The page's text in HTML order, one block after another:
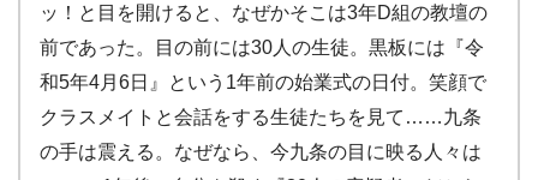
ッ！と目を開けると、なぜかそこは3年D組の教壇の
前であった。目の前には30人の生徒。黒板には『令
和5年4月6日』という1年前の始業式の日付。笑顔で
クラスメイトと会話をする生徒たちを見て……九条
の手は震える。なぜなら、今九条の目に映る人々は